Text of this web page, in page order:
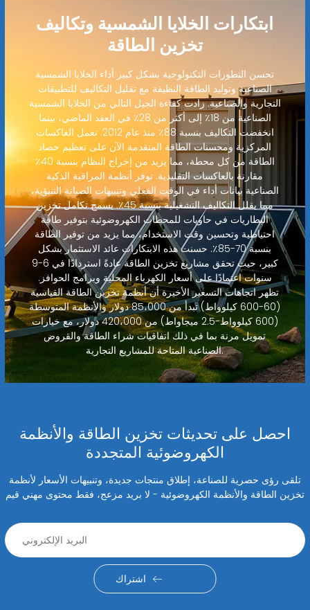
ابتكارات الخلايا الشمسية وتكاليف
تخزين الطاقة
تحسن التطورات التكنولوجية بشكل كبير أداء الخلايا الشمسية
الصناعية وتوليد الطاقة النظيفة مع تقليل التكاليف للتطبيقات
التجارية والصناعية. زادت كفاءة الجيل التالي من الخلايا الشمسية
الصناعية من 18٪ إلى أكثر من 28٪ في العقد الماضي، بينما
انخفضت التكاليف بنسبة 88٪ منذ عام 2012. تعمل العاكسات
المركزية ومحسنات الطاقة المتقدمة الآن على تعظيم حصاد
الطاقة من كل محطة، مما يزيد من إخراج النظام بنسبة 40٪
مقارنة بالعاكسات التقليدية. توفر أنظمة المراقبة الذكية
الصناعية بيانات أداء في الوقت الفعلي وتنبيهات الصيانة التنبؤية،
مما يقلل التكاليف التشغيلية بنسبة 45٪. يسمح تكامل تخزين
البطاريات في حاويات للمحطات الكهروضوئية بتوفير طاقة
احتياطية وتحسين وقت الاستخدام، مما يزيد من توفير الطاقة
بنسبة 70-85٪. حسنت هذه الابتكارات عائد الاستثمار بشكل
كبير، حيث تحقق مشاريع تخزين الطاقة عادةً استردادًا في 6-9
سنوات اعتمادًا على أسعار الكهرباء المحلية وبرامج الحوافز.
تظهر اتجاهات التسعير الأخيرة أن أنظمة تخزين الطاقة القياسية
(60-600 كيلوواط) تبدأ من 85،000 دولار والأنظمة المتوسطة
(600 كيلوواط-2.5 ميجاواط) من 420،000 دولار، مع خيارات
تمويل مرنة بما في ذلك اتفاقيات شراء الطاقة والقروض
الصناعية المتاحة للمشاريع التجارية.
احصل على تحديثات تخزين الطاقة والأنظمة
الكهروضوئية المتجددة
تلقى رؤى حصرية للصناعة، إطلاق منتجات جديدة، وتنبيهات الأسعار لأنظمة
تخزين الطاقة والأنظمة الكهروضوئية - لا بريد مزعج، فقط محتوى مهني قيم
اشتراك